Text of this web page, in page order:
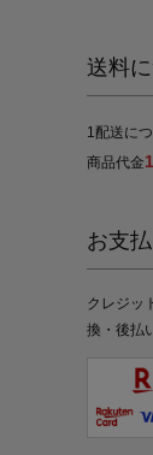
送料
1配送に
商品代金
お支
クレジッ
換・後払